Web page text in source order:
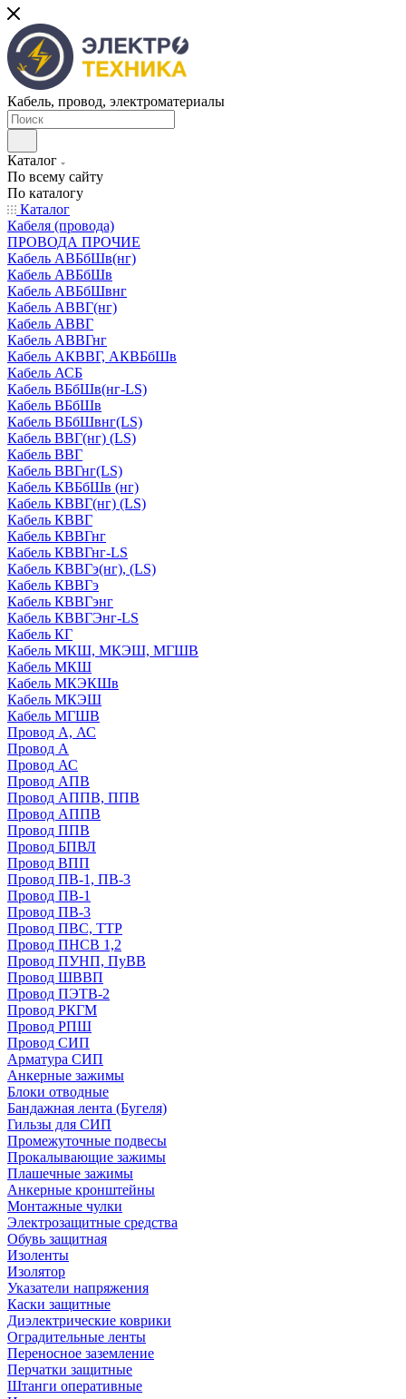
Кабель, провод, электроматериалы
Каталог
По всему сайту
По каталогу
Каталог
Кабеля (провода)
ПРОВОДА ПРОЧИЕ
Кабель АВБбШв(нг)
Кабель АВБбШв
Кабель АВБбШвнг
Кабель АВВГ(нг)
Кабель АВВГ
Кабель АВВГнг
Кабель АКВВГ, АКВБбШв
Кабель АСБ
Кабель ВБбШв(нг-LS)
Кабель ВБбШв
Кабель ВБбШвнг(LS)
Кабель ВВГ(нг) (LS)
Кабель ВВГ
Кабель ВВГнг(LS)
Кабель КВБбШв (нг)
Кабель КВВГ(нг) (LS)
Кабель КВВГ
Кабель КВВГнг
Кабель КВВГнг-LS
Кабель КВВГэ(нг), (LS)
Кабель КВВГэ
Кабель КВВГэнг
Кабель КВВГЭнг-LS
Кабель КГ
Кабель МКШ, МКЭШ, МГШВ
Кабель МКШ
Кабель МКЭКШв
Кабель МКЭШ
Кабель МГШВ
Провод А, АС
Провод А
Провод АС
Провод АПВ
Провод АППВ, ППВ
Провод АППВ
Провод ППВ
Провод БПВЛ
Провод ВПП
Провод ПВ-1, ПВ-3
Провод ПВ-1
Провод ПВ-3
Провод ПВС, ТТР
Провод ПНСВ 1,2
Провод ПУНП, ПуВВ
Провод ШВВП
Провод ПЭТВ-2
Провод РКГМ
Провод РПШ
Провод СИП
Арматура СИП
Анкерные зажимы
Блоки отводные
Бандажная лента (Бугеля)
Гильзы для СИП
Промежуточные подвесы
Прокалывающие зажимы
Плашечные зажимы
Анкерные кронштейны
Монтажные чулки
Электрозащитные средства
Обувь защитная
Изоленты
Изолятор
Указатели напряжения
Каски защитные
Диэлектрические коврики
Оградительные ленты
Переносное заземление
Перчатки защитные
Штанги оперативные